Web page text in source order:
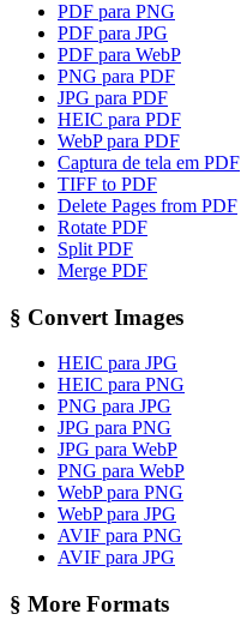
PDF para PNG
PDF para JPG
PDF para WebP
PNG para PDF
JPG para PDF
HEIC para PDF
WebP para PDF
Captura de tela em PDF
TIFF to PDF
Delete Pages from PDF
Rotate PDF
Split PDF
Merge PDF
§ Convert Images
HEIC para JPG
HEIC para PNG
PNG para JPG
JPG para PNG
JPG para WebP
PNG para WebP
WebP para PNG
WebP para JPG
AVIF para PNG
AVIF para JPG
§ More Formats